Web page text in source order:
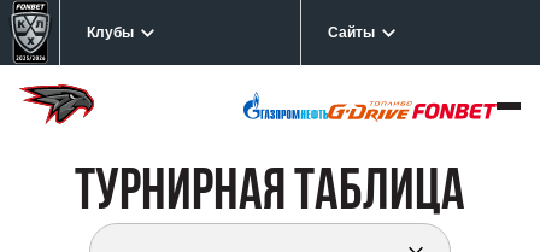
Клубы Сайты
Турнирная таблица